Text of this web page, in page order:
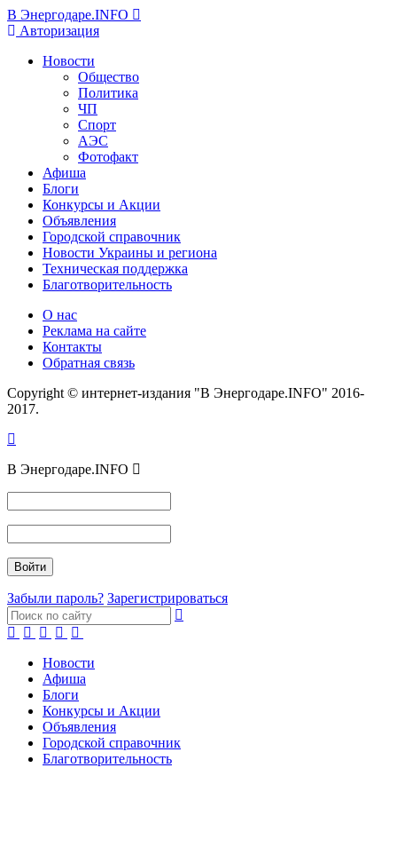
В Энергодаре.INFO
Авторизация
Новости
Общество
Политика
ЧП
Спорт
АЭС
Фотофакт
Афиша
Блоги
Конкурсы и Акции
Объявления
Городской справочник
Новости Украины и региона
Техническая поддержка
Благотворительность
О нас
Реклама на сайте
Контакты
Обратная связь
Copyright © интернет-издания "В Энергодаре.INFO" 2016-
2017.
В Энергодаре.INFO
Забыли пароль? Зарегистрироваться
Новости
Афиша
Блоги
Конкурсы и Акции
Объявления
Городской справочник
Благотворительность